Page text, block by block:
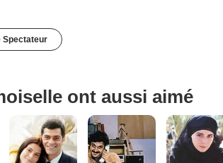
Spectateur
ont aussi aimé